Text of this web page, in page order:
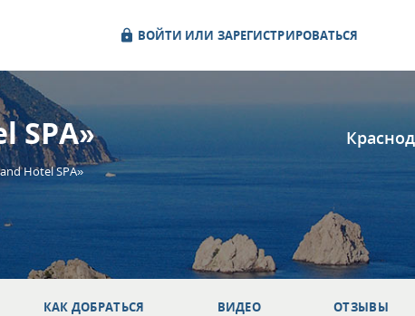
ВОЙТИ ИЛИ ЗАРЕГИСТРИРОВАТЬСЯ
SPA»
Hotel SPA»
КАК ДОБРАТЬСЯ ВИДЕО ОТЗЫВЫ